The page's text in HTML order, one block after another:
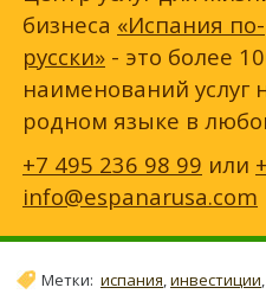
бизнеса «Испания по-
русски» - это более
наименований услуг
родном языке в
+7 495 236 98 99 или
info@espanarusa.com
Метки: испания,инвестиции,